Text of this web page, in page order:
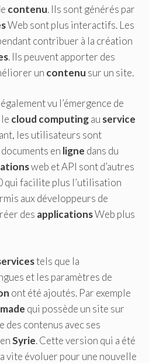
contenu. Ils sont générés par
Web sont plus interactifs. Les
contribuer à la création
. Ils peuvent apporter des
un contenu sur un site.
vu l’émergence de
cloud computingau service
les utilisateurs sont
en ligne dans du
web et API sont d’autres
qui facilite plus l’utilisation
aux développeurs de
des applicationsWeb plus
tels que la
et les paramètres de
ont été ajoutés. Par exemple
qui possède un site sur
des contenus avec ses
Syrie. Cette version qui a été
vite évoluer pour une nouvelle